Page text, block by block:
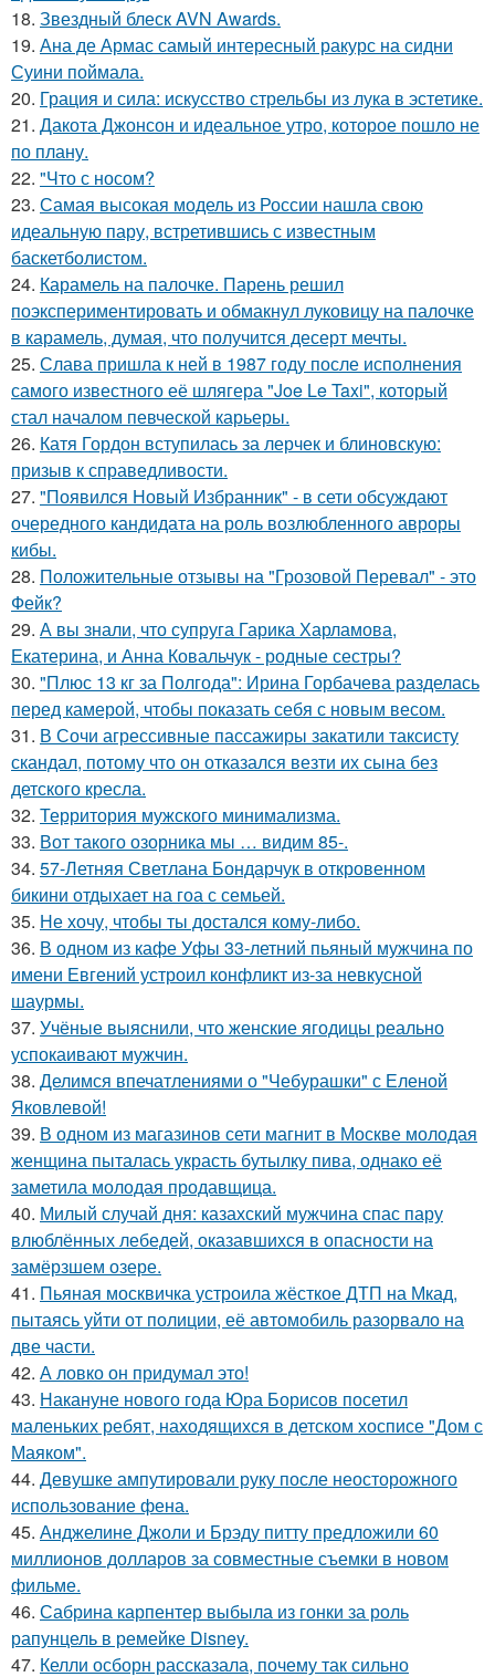
18. Звездный блеск AVN Awards.
19. Ана де Армас самый интересный ракурс на сидни
Суини поймала.
20. Грация и сила: искусство стрельбы из лука в эстетике.
21. Дакота Джонсон и идеальное утро, которое пошло не
по плану.
22. "Что с носом?
23. Самая высокая модель из России нашла свою
идеальную пару, встретившись с известным
баскетболистом.
24. Карамель на палочке. Парень решил
поэкспериментировать и обмакнул луковицу на палочке
в карамель, думая, что получится десерт мечты.
25. Слава пришла к ней в 1987 году после исполнения
самого известного её шлягера "Joe Le Taxi", который
стал началом певческой карьеры.
26. Катя Гордон вступилась за лерчек и блиновскую:
призыв к справедливости.
27. "Появился Новый Избранник" - в сети обсуждают
очередного кандидата на роль возлюбленного авроры
кибы.
28. Положительные отзывы на "Грозовой Перевал" - это
Фейк?
29. А вы знали, что супруга Гарика Харламова,
Екатерина, и Анна Ковальчук - родные сестры?
30. "Плюс 13 кг за Полгода": Ирина Горбачева разделась
перед камерой, чтобы показать себя с новым весом.
31. В Сочи агрессивные пассажиры закатили таксисту
скандал, потому что он отказался везти их сына без
детского кресла.
32. Территория мужского минимализма.
33. Вот такого озорника мы … видим 85-.
34. 57-Летняя Светлана Бондарчук в откровенном
бикини отдыхает на гоа с семьей.
35. Не хочу, чтобы ты достался кому-либо.
36. В одном из кафе Уфы 33-летний пьяный мужчина по
имени Евгений устроил конфликт из-за невкусной
шаурмы.
37. Учёные выяснили, что женские ягодицы реально
успокаивают мужчин.
38. Делимся впечатлениями о "Чебурашки" с Еленой
Яковлевой!
39. В одном из магазинов сети магнит в Москве молодая
женщина пыталась украсть бутылку пива, однако её
заметила молодая продавщица.
40. Милый случай дня: казахский мужчина спас пару
влюблённых лебедей, оказавшихся в опасности на
замёрзшем озере.
41. Пьяная москвичка устроила жёсткое ДТП на Мкад,
пытаясь уйти от полиции, её автомобиль разорвало на
две части.
42. А ловко он придумал это!
43. Накануне нового года Юра Борисов посетил
маленьких ребят, находящихся в детском хосписе "Дом с
Маяком".
44. Девушке ампутировали руку после неосторожного
использование фена.
45. Анджелине Джоли и Брэду питту предложили 60
миллионов долларов за совместные съемки в новом
фильме.
46. Сабрина карпентер выбыла из гонки за роль
рапунцель в ремейке Disney.
47. Келли осборн рассказала, почему так сильно